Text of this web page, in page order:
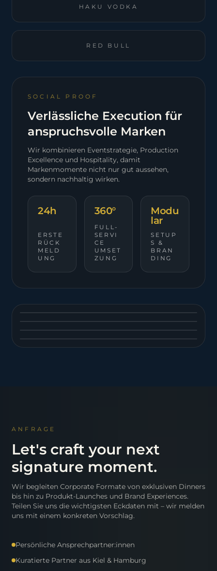
HAKU VODKA
RED BULL
SOCIAL PROOF
Verlässliche Execution für
anspruchsvolle Marken
Wir kombinieren Eventstrategie, Production
Excellence und Hospitality, damit
Markenmomente nicht nur gut aussehen,
sondern nachhaltig wirken.
24h
ERSTE
RÜCK
MELD
UNG
360°
FULL-
SERVI
CE
UMSET
ZUNG
Modu
lar
SETUP
S &
BRAN
DING
ANFRAGE
Let's craft your next
signature moment.
Wir begleiten Corporate Formate von exklusiven Dinners
bis hin zu Produkt-Launches und Brand Experiences.
Teilen Sie uns die wichtigsten Eckdaten mit – wir melden
uns mit einem konkreten Vorschlag.
Persönliche Ansprechpartner:innen
Kuratierte Partner aus Kiel & Hamburg